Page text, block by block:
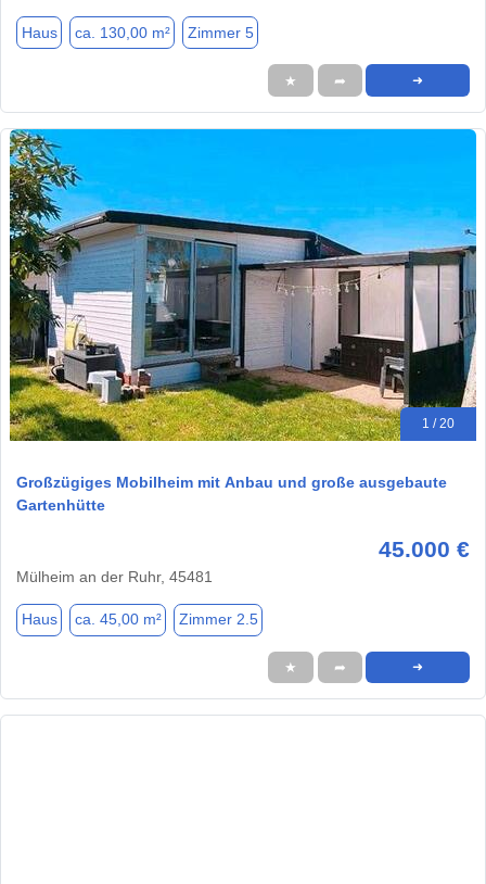
Haus ca. 130,00 m² Zimmer 5
★ ➦ ➜
1 / 20
Großzügiges Mobilheim mit Anbau und große ausgebaute
Gartenhütte
45.000 €
Mülheim an der Ruhr, 45481
Haus ca. 45,00 m² Zimmer 2.5
★ ➦ ➜